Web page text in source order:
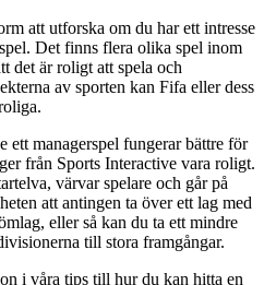
att utforska om du har ett intresse
Det finns flera olika spel inom
det är roligt att spela och
av sporten kan Fifa eller dess
ett managerspel fungerar bättre för
från Sports Interactive vara roligt.
värvar spelare och går på
att antingen ta över ett lag med
eller så kan du ta ett mindre
till stora framgångar.
i våra tips till hur du kan hitta en